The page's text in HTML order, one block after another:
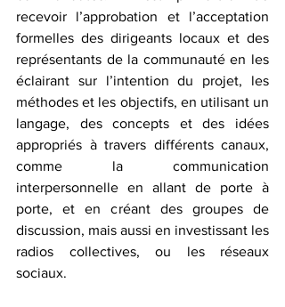
recevoir l’approbation et l’acceptation
formelles des dirigeants locaux et des
représentants de la communauté en les
éclairant sur l’intention du projet, les
méthodes et les objectifs, en utilisant un
langage, des concepts et des idées
appropriés à travers différents canaux,
comme la communication
interpersonnelle en allant de porte à
porte, et en créant des groupes de
discussion, mais aussi en investissant les
radios collectives, ou les réseaux
sociaux.